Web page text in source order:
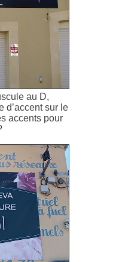
au D,
d’accent sur le
accents pour